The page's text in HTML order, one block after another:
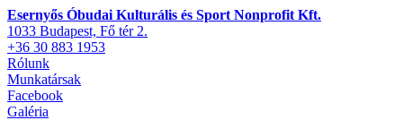
Esernyős Óbudai Kulturális és Sport Nonprofit Kft.
1033 Budapest, Fő tér 2.
+36 30 883 1953
Rólunk
Munkatársak
Facebook
Galéria